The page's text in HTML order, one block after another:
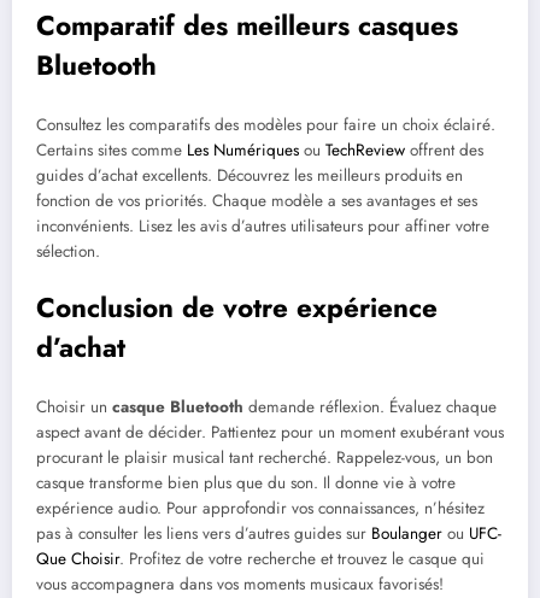
Comparatif des meilleurs casques
Bluetooth
Consultez les comparatifs des modèles pour faire un choix éclairé.
Certains sites comme Les Numériques ou TechReview offrent des
guides d’achat excellents. Découvrez les meilleurs produits en
fonction de vos priorités. Chaque modèle a ses avantages et ses
inconvénients. Lisez les avis d’autres utilisateurs pour affiner votre
sélection.
Conclusion de votre expérience
d’achat
Choisir un casque Bluetooth demande réflexion. Évaluez chaque
aspect avant de décider. Pattientez pour un moment exubérant vous
procurant le plaisir musical tant recherché. Rappelez-vous, un bon
casque transforme bien plus que du son. Il donne vie à votre
expérience audio. Pour approfondir vos connaissances, n’hésitez
pas à consulter les liens vers d’autres guides sur Boulanger ou UFC-
Que Choisir. Profitez de votre recherche et trouvez le casque qui
vous accompagnera dans vos moments musicaux favorisés!